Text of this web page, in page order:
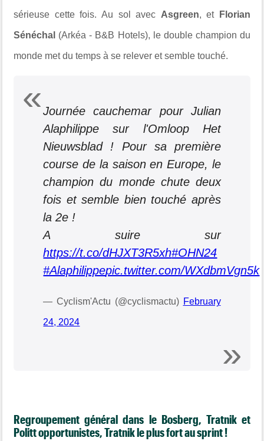
sérieuse cette fois. Au sol avec Asgreen, et Florian
Sénéchal (Arkéa - B&B Hotels), le double champion du
monde met du temps à se relever et semble touché.
Journée cauchemar pour Julian
Alaphilippe sur l'Omloop Het
Nieuwsblad ! Pour sa première
course de la saison en Europe, le
champion du monde chute deux
fois et semble bien touché après
la 2e !
A suire sur
https://t.co/dHJXT3R5xh#OHN24
#Alaphilippepic.twitter.com/WXdbmVgn5k
— Cyclism'Actu (@cyclismactu) February
24, 2024
Regroupement général dans le Bosberg, Tratnik et
Politt opportunistes, Tratnik le plus fort au sprint !